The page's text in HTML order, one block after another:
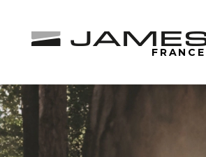
FRANCE